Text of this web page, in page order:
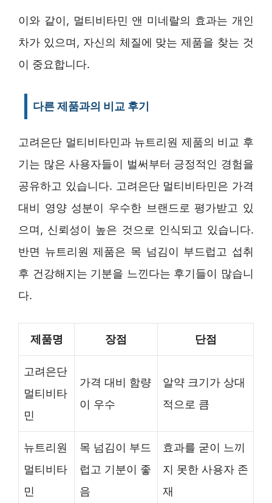
이와 같이, 멀티비타민 앤 미네랄의 효과는 개인
차가 있으며, 자신의 체질에 맞는 제품을 찾는 것
이 중요합니다.
다른 제품과의 비교 후기
고려은단 멀티비타민과 뉴트리원 제품의 비교 후
기는 많은 사용자들이 벌써부터 긍정적인 경험을
공유하고 있습니다. 고려은단 멀티비타민은 가격
대비 영양 성분이 우수한 브랜드로 평가받고 있
으며, 신뢰성이 높은 것으로 인식되고 있습니다.
반면 뉴트리원 제품은 목 넘김이 부드럽고 섭취
후 건강해지는 기분을 느낀다는 후기들이 많습니
다.
제품명 장점 단점
고려은단
멀티비타
민
가격 대비 함량
이 우수
알약 크기가 상대
적으로 큼
뉴트리원
멀티비타
민
목 넘김이 부드
럽고 기분이 좋
음
효과를 굳이 느끼
지 못한 사용자 존
재